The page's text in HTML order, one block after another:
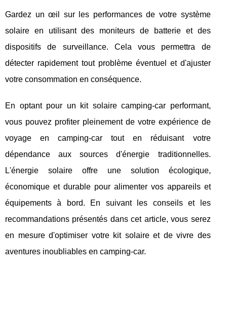
Gardez un œil sur les performances de votre système
solaire en utilisant des moniteurs de batterie et des
dispositifs de surveillance. Cela vous permettra de
détecter rapidement tout problème éventuel et d'ajuster
votre consommation en conséquence.
En optant pour un kit solaire camping-car performant,
vous pouvez profiter pleinement de votre expérience de
voyage en camping-car tout en réduisant votre
dépendance aux sources d'énergie traditionnelles.
L'énergie solaire offre une solution écologique,
économique et durable pour alimenter vos appareils et
équipements à bord. En suivant les conseils et les
recommandations présentés dans cet article, vous serez
en mesure d'optimiser votre kit solaire et de vivre des
aventures inoubliables en camping-car.